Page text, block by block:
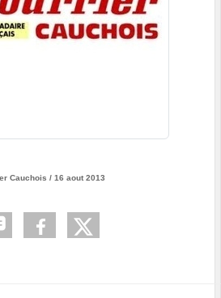
Cauchois / 16 aout 2013